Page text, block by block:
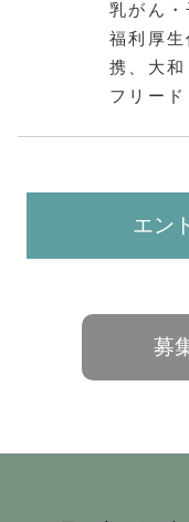
乳がん・
福利厚
携、大和
フリー
エン
募